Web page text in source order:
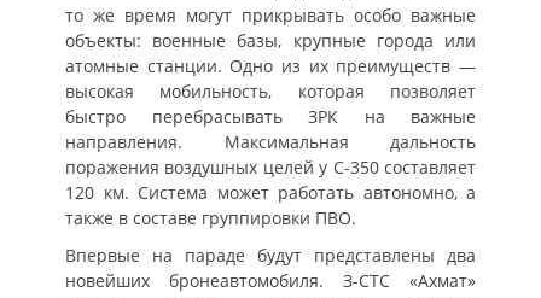
то же время могут прикрывать особо важные
объекты: военные базы, крупные города или
атомные станции. Одно из их преимуществ —
высокая мобильность, которая позволяет
быстро перебрасывать ЗРК на важные
направления. Максимальная дальность
поражения воздушных целей у С-350 составляет
120 км. Система может работать автономно, а
также в составе группировки ПВО.
Впервые на параде будут представлены два
новейших бронеавтомобиля. З-СТС «Ахмат»